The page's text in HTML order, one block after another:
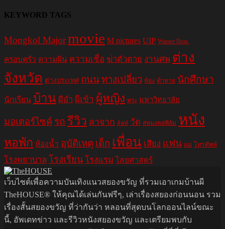
KEYWORD TAGS
Mongkol Majormovie M pictures UIP Warner Bros.
ครอบครัว ความฝัน ความเชื่อ ฆ่าตัวตาย งานศพ ต่าง
จังหวัด ต่างประเทศ ถนนทางเปลี่ยว ท้อง ท้าทาย นักศึกษา
นักเรียน บ้าน ผีอำ ผีเข้า ผู้หญิง พระ มหาวิทยาลัย
มอเตอร์ไซค์ รถ รีวิว ลาจาก ลิฟท์ วัด สหมงคลฟิล์ม หนัง
หอพัก ห้องน้ำ อุบัติเหตุ เด็ก เพื่อน เสียง แฟน แม่ โทรศัพท์
โรงพยาบาล โรงเรียน โรงแรม ไสยศาสตร์
เว็บไซต์เพื่อความบันเทิงแนวสยองขวัญ ที่รวมเอาเกมบ้านผี
TheHOUSE® ให้คุณได้เล่นกันฟรีๆ, เล่าเรื่องสยองก่อนนอน รวม
เรื่องสั้นสยองขวัญ ที่ว่ากันว่า หลอนที่สุดบนโลกออนไลน์ขณะ
นี้, อัพเดทข่าว และรีวิวหนังสยองขวัญ และเตรียมพบกับ